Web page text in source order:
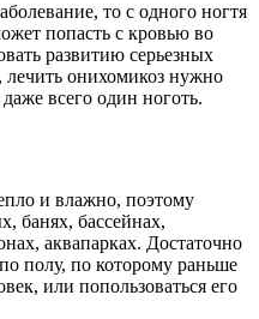
то с одного ногтя
попасть с кровью во
развитию серьезных
онихомикоз нужно
всего один ноготь.
и влажно, поэтому
банях, бассейнах,
аквапарках. Достаточно
полу, по которому раньше
или попользоваться его